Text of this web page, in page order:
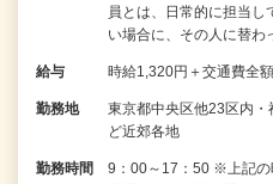
員とは、日常的に担当し
い場合に、その人に替
給与 時給1,320円＋交通費全
勤務地
東京都中央区他23区内
ど近郊各地
勤務時間
9：00～17：50 ※上記の